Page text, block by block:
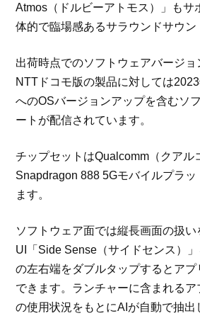
Atmos（ドルビーアトモス）」もサ
体的で臨場感あるサラウンドサウン
出荷時点でのソフトウェアバージョ
NTTドコモ版の製品に対しては
へのOSバージョンアップを含むソ
ートが配信されています。
チップセットはQualcomm（クアル
Snapdragon 888 5Gモバイルプラ
ます。
ソフトウェア面では縦長画面の扱い
UI「Side Sense（サイドセンス）
の左右端をダブルタップするとア
できます。ランチャーに含まれる
の使用状況をもとにAIが自動で抽出